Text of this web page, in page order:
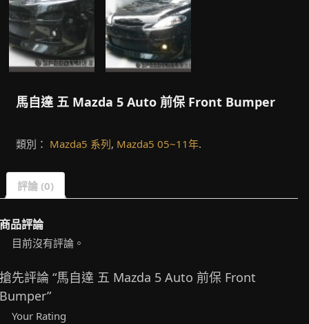
馬自達 五 Mazda 5 Auto 前保 Front Bumper
類別： Mazda5 系列, Mazda5 05~11年.
評論 (0)
品評論
目前沒有評論。
先評論 “馬自達 五 Mazda 5 Auto 前保 Front
Your Rating